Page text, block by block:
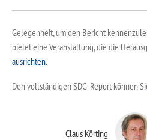
Gelegenheit, um den Bericht
bietet eine Veranstaltung, die die
ausrichten.
Den vollständigen SDG-Report können
Claus Körting